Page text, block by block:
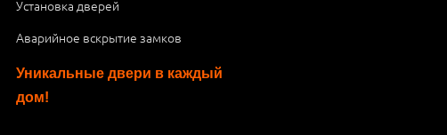
Установка дверей
Аварийное вскрытие замков
Уникальные двери в каждый
дом!